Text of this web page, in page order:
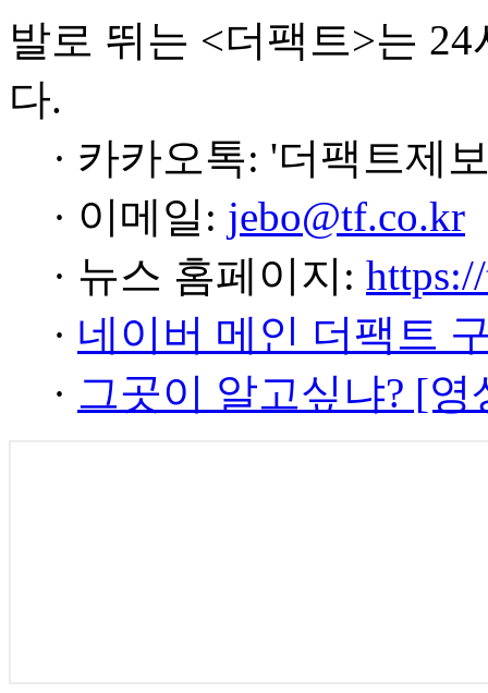
발로 뛰는 <더팩트>는
다.
· 카카오톡: '더팩트제
· 이메일: jebo@tf.co.kr
· 뉴스 홈페이지:
· 네이버 메인 더팩트
· 그곳이 알고싶냐? [